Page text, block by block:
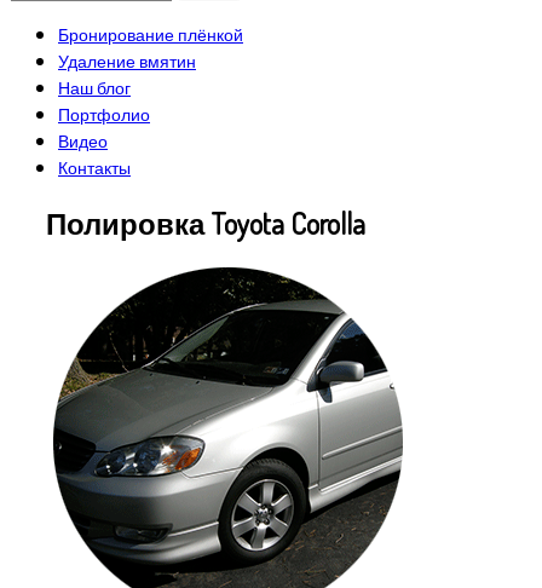
Бронирование плёнкой
Удаление вмятин
Наш блог
Портфолио
Видео
Контакты
Полировка Toyota Corolla